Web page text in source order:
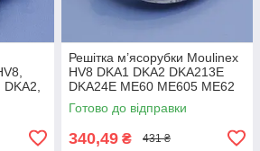
Решітка м’ясорубки Moulinex
HV8 DKA1 DKA2 DKA213E
DKA24E ME60 ME605 ME62
ME606 ME65 ME651 ME656
дрібна 3мм нержавійка
Готово до відправки
340,49 ₴ 431 ₴